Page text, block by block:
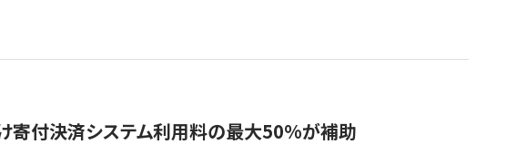
寄付決済システム利用料の最大50%が補助